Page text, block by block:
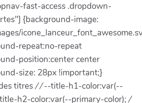
fast-access .dropdown-
{background-image:
repeat:no-repeat
position:center center
size: 28px !important;}
titres/ /--title-h1-color:var(--
h2-color:var(--primary-color);/